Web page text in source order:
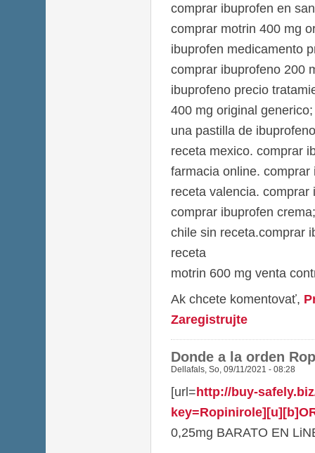
comprar ibuprofen en
comprar motrin 400 mg
ibuprofen medicamento
comprar ibuprofeno 200
ibuprofeno precio
400 mg original
una pastilla de
receta mexico. comprar
farmacia online.
receta valencia.
comprar ibuprofen
chile sin receta.comprar
receta
motrin 600 mg venta
Ak chcete komentovať,
Zaregistrujte
Donde a la orden
Dellafals, So, 09/11/2021 - 08:28
[url=http://buy-
0,25mg BARATO EN